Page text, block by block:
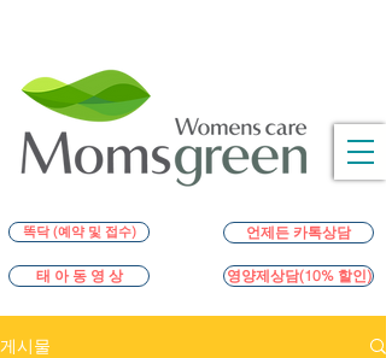
언제든 카톡상담
태 아 동 영 상 영양제상담(10% 할인)
똑닥 (예약 및 접수)
게시물